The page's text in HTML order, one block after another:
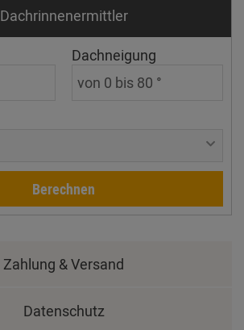
Dachrinnen­ermittler
Dachneigung
Berechnen
Zahlung & Versand
Datenschutz